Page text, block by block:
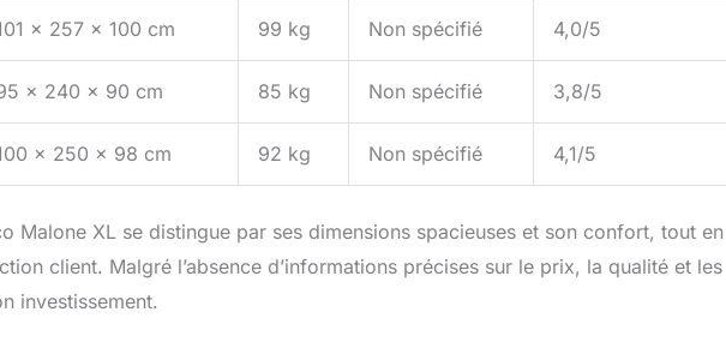
x 257 x 100 cm 99 kg Non spécifié 4,0/5
x 240 x 90 cm 85 kg Non spécifié 3,8/5
x 250 x 98 cm 92 kg Non spécifié 4,1/5
Malone XL se distingue par ses dimensions spacieuses et son confort, tout en
client. Malgré l’absence d’informations précises sur le prix, la qualité et les
investissement.